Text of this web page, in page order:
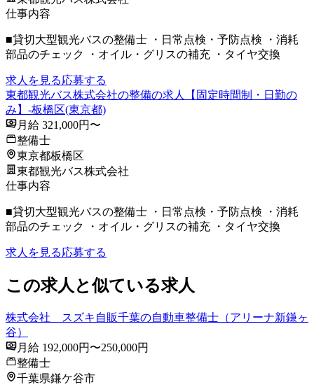
仕事内容
■貸切大型観光バスの整備士 ・日常点検・予防点検 ・消耗
部品のチェック ・オイル・グリスの補充 ・タイヤ交換
求人を見る応募する
東都観光バス株式会社の整備の求人【固定時間制・日勤の
み】-板橋区(東京都)
月給 321,000円〜
整備士
東京都板橋区
東都観光バス株式会社
仕事内容
■貸切大型観光バスの整備士 ・日常点検・予防点検 ・消耗
部品のチェック ・オイル・グリスの補充 ・タイヤ交換
求人を見る応募する
この求人と似ている求人
株式会社 スズキ自販千葉の自動車整備士（アリーナ新鎌ヶ
谷）
月給 192,000円〜250,000円
整備士
千葉県鎌ケ谷市